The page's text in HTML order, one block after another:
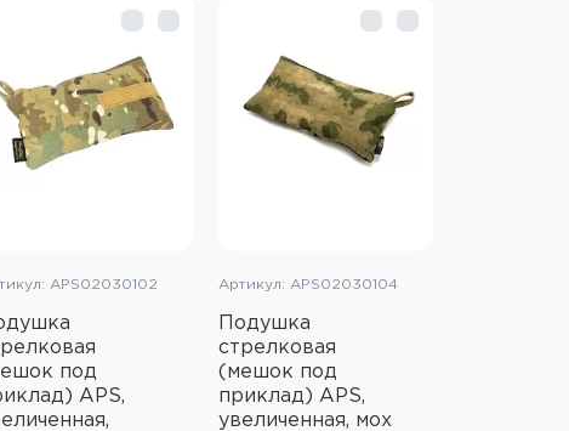
APS02030102
под
APS,
Артикул: APS02030104
Подушка
стрелковая
(мешок под
приклад) APS,
увеличенная, мох